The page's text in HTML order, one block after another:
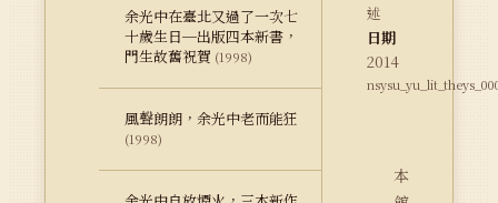
余光中在臺北又過了一次七
十歲生日─出版四本新書，
門生故舊祝賀 (1998)
風聲朗朗，余光中老而能狂
(1998)
述
日期
2014
本